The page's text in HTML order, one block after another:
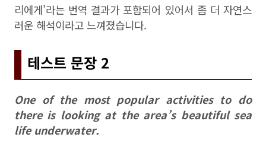
리에게'라는 번역 결과가 포함되어 있어서 좀 더 자연스
러운 해석이라고 느껴졌습니다.
테스트 문장 2
One of the most popular activities to do
there is looking at the area’s beautiful sea
life underwater.